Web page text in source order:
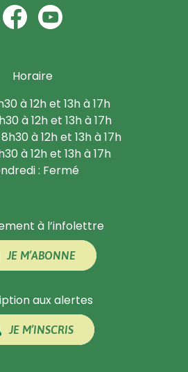
Horaire
à 12h et 13h à 17h
à 12h et 13h à 17h
à 12h et 13h à 17h
à 12h et 13h à 17h
: Fermé
à l’infolettre
JE M’ABONNE
aux alertes
JE M’INSCRIS